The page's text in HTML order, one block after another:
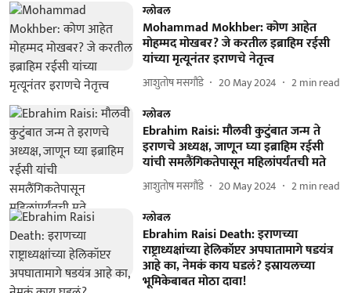
ग्लोबल
Mohammad Mokhber: कोण आहेत
मोहम्मद मोखबर? जे करतील इब्राहिम रईसी
यांच्या मृत्यूनंतर इराणचे नेतृत्त्व
आशुतोष मसगौंडे 20 May 2024 2min read
ग्लोबल
Ebrahim Raisi: मौलवी कुटुंबात जन्म ते
इराणचे अध्यक्ष, जाणून घ्या इब्राहिम रईसी
यांची समलैंगिकतेपासून महिलांपर्यंतची मते
आशुतोष मसगौंडे 20 May 2024 2min read
ग्लोबल
Ebrahim Raisi Death: इराणच्या
राष्ट्राध्यक्षांच्या हेलिकॉप्टर अपघातामागे षडयंत्र
आहे का, नेमकं काय घडलं? इस्रायलच्या
भूमिकेबाबत मोठा दावा!